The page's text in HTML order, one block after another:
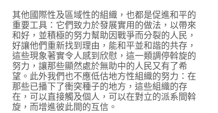
其他國際性及區域性的組織，也都是促進和平的
重要工具：它們致力於發展實用的做法，以帶來
和好，並積極的努力幫助因戰爭而分裂的人民，
好讓他們重新找到理由，能和平並和諧的共存，
這些現象著實令人感到欣慰，這一類調停斡旋的
努力，讓那些顯然處於無助中的人民又有了希
望。此外我們也不應低估地方性組織的努力：在
那些已播下了衝突種子的地方，這些組織的存
在，可以直接觸及個人，可以在對立的派系間斡
旋，而增進彼此間的互信。